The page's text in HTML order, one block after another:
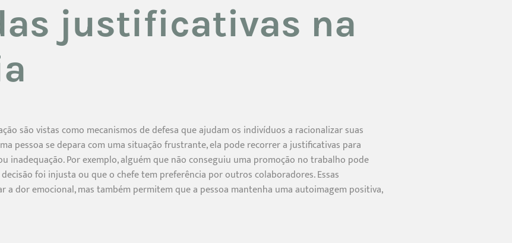
justificativas na
são vistas como mecanismos de defesa que ajudam os indivíduos a racionalizar suas
pessoa se depara com uma situação frustrante, ela pode recorrer a justificativas para
inadequação. Por exemplo, alguém que não conseguiu uma promoção no trabalho pode
foi injusta ou que o chefe tem preferência por outros colaboradores. Essas
a dor emocional, mas também permitem que a pessoa mantenha uma autoimagem positiva,